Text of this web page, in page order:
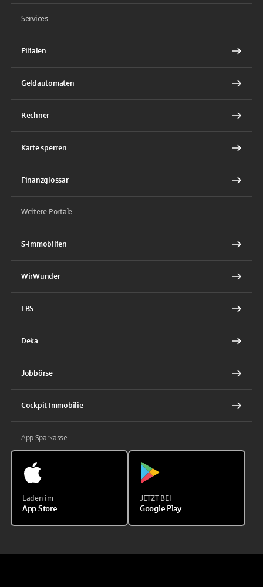
Services
Filialen
Geldautomaten
Rechner
Karte sperren
Finanzglossar
Weitere Portale
S-Immobilien
WirWunder
LBS
Deka
Jobbörse
Cockpit Immobilie
App Sparkasse
Laden im
App Store
JETZT BEI
Google Play